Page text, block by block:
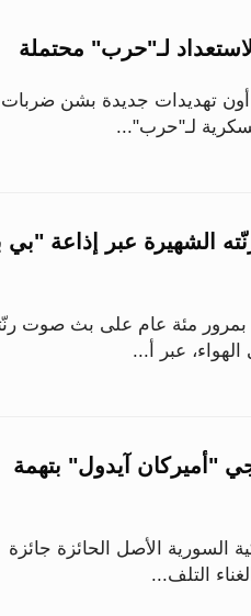
لـ"حرب" محتملة
تهديدات جديدة بشن ضربات
لـ"حرب"...
الشهيرة عبر إذاعة "بي
مئة عام على بث صوت
عبر أ...
"أميركان آيدول" بتهمة
السورية الأصل الحائزة جائزة
التلف...